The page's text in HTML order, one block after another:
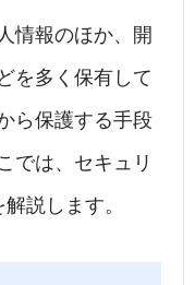
情報のほか、開
を多く保有して
ら保護する手段
では、セキュリ
説します。